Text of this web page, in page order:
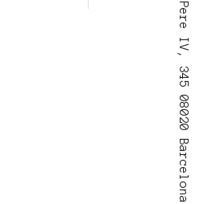
Pere IV, 345 08020 Barcelona